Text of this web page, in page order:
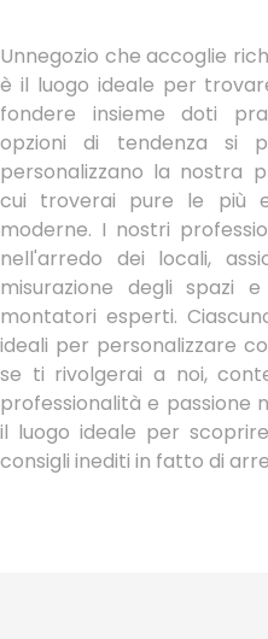
Unnegozio che accoglie
è il luogo ideale per
fondere insieme doti
opzioni di tendenza si
personalizzano la nostra
cui troverai pure le più
moderne. I nostri
nell'arredo dei locali,
misurazione degli spazi
montatori esperti.
ideali per personalizzare
se ti rivolgerai a noi,
professionalità e passione
il luogo ideale per
consigli inediti in fatto di